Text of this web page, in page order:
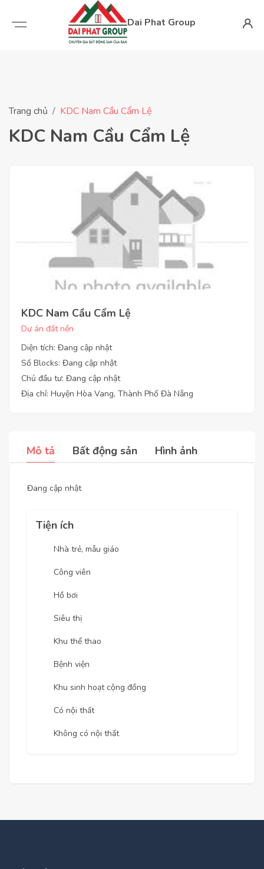
Dai Phat Group
Trang chủ KDC Nam Cầu Cẩm Lệ
KDC Nam Cầu Cẩm Lệ
KDC Nam Cầu Cẩm Lệ
Dự án đất nền
Diện tích: Đang cập nhật
Số Blocks: Đang cập nhật
Chủ đầu tư: Đang cập nhật
Địa chỉ: Huyện Hòa Vang, Thành Phố Đà Nẵng
Mô tả Bất động sản Hình ảnh
Đang cập nhật
Tiện ích
Nhà trẻ, mẫu giáo
Công viên
Hồ bơi
Siêu thị
Khu thể thao
Bệnh viện
Khu sinh hoạt cộng đồng
Có nội thất
Không có nội thất